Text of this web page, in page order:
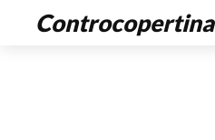
Controcopertina